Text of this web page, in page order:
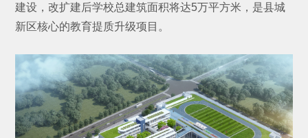
建设，改扩建后学校总建筑面积将达5万平方米，是县城
新区核心的教育提质升级项目。